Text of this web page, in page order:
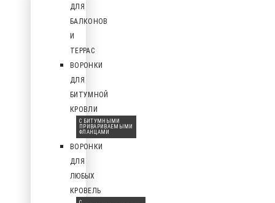
ДЛЯ
БАЛКОНОВ
И
ТЕРРАС
ВОРОНКИ
ДЛЯ
БИТУМНОЙ
КРОВЛИ
С БИТУМНЫМИ
ПРИВАРИВАЕМЫМИ
ФЛАНЦАМИ
ВОРОНКИ
ДЛЯ
ЛЮБЫХ
КРОВЕЛЬ